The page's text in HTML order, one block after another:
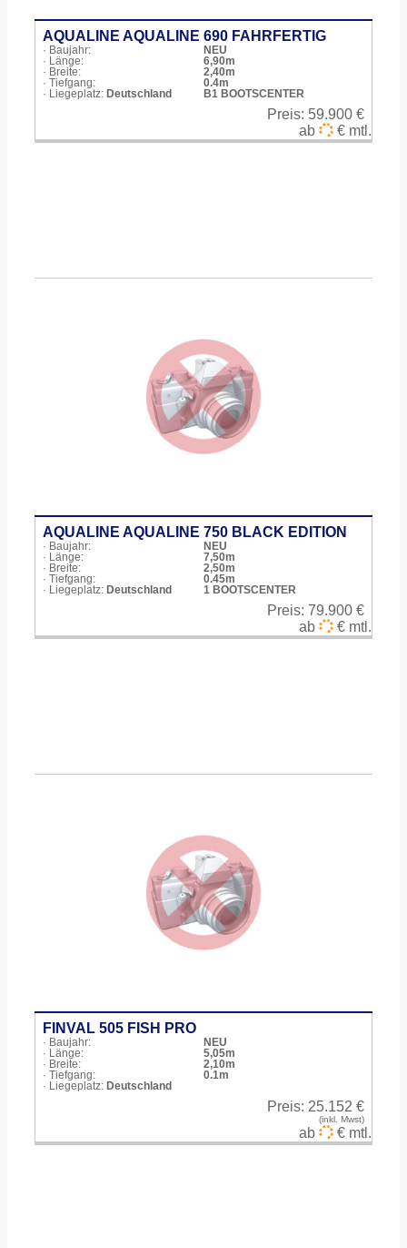
AQUALINE AQUALINE 690 FAHRFERTIG
· Baujahr:
NEU
· Länge:
6,90m
· Breite:
2,40m
· Tiefgang:
0.4m
· Liegeplatz: Deutschland B1 BOOTSCENTER
Preis: 59.900 €
ab
€ mtl.
AQUALINE AQUALINE 750 BLACK EDITION
· Baujahr:
NEU
· Länge:
7,50m
· Breite:
2,50m
· Tiefgang:
0.45m
· Liegeplatz: Deutschland 1 BOOTSCENTER
Preis: 79.900 €
ab
€ mtl.
FINVAL 505 FISH PRO
· Baujahr:
NEU
· Länge:
5,05m
· Breite:
2,10m
· Tiefgang:
0.1m
· Liegeplatz: Deutschland
Preis: 25.152 €
(inkl. Mwst)
ab € mtl.